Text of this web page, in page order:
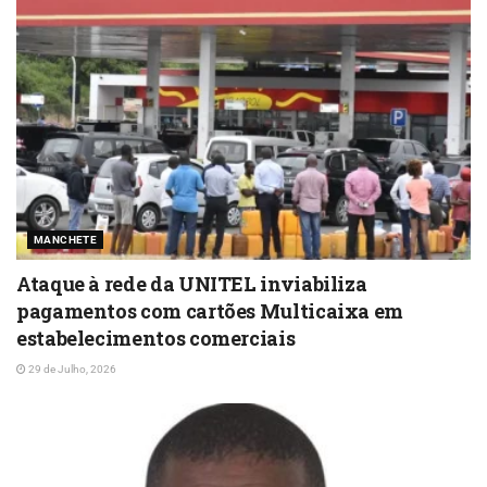
MANCHETE
Ataque à rede da UNITEL inviabiliza
pagamentos com cartões Multicaixa em
estabelecimentos comerciais
29 de Julho, 2026